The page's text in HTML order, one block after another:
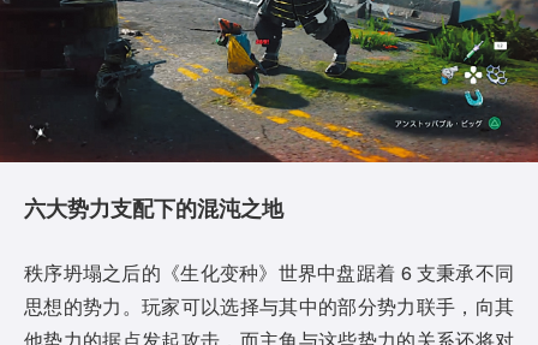
六大势力支配下的混沌之地
秩序坍塌之后的《生化变种》世界中盘踞着 6 支秉承不同
思想的势力。玩家可以选择与其中的部分势力联手，向其